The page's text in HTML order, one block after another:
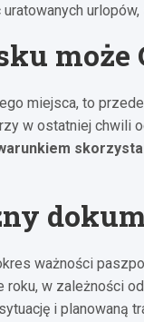
może
miejsca, to
w ostatniej chwili
ważności
w zależności
i planowaną